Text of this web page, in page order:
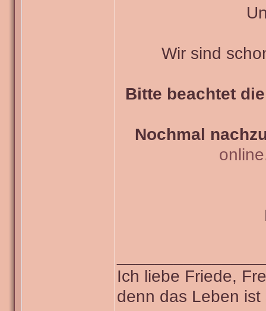
Wir sind
Bitte beachtet
Nochmal
Ich liebe Friede,
denn das Leben